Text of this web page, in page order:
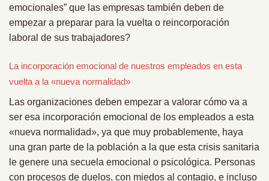
emocionales” que las empresas también deben de
empezar a preparar para la vuelta o reincorporación
laboral de sus trabajadores?
La incorporación emocional de nuestros empleados en esta
vuelta a la «nueva normalidad»
Las organizaciones deben empezar a valorar cómo va a
ser esa incorporación emocional de los empleados a esta
«nueva normalidad», ya que muy probablemente, haya
una gran parte de la población a la que esta crisis sanitaria
le genere una secuela emocional o psicológica. Personas
con procesos de duelos, con miedos al contagio, e incluso